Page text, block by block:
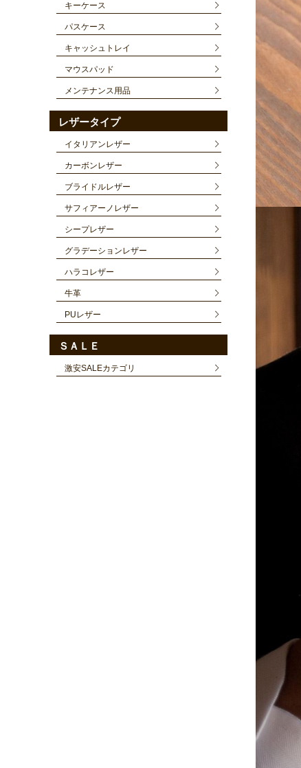
キーケース
パスケース
キャッシュトレイ
マウスパッド
メンテナンス用品
レザータイプ
イタリアンレザー
カーボンレザー
ブライドルレザー
サフィアーノレザー
シープレザー
グラデーションレザー
ハラコレザー
牛革
PUレザー
ＳＡＬＥ
激安SALEカテゴリ